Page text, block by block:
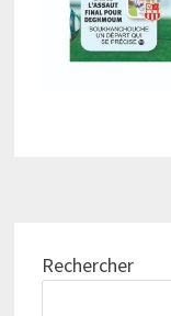
Rechercher